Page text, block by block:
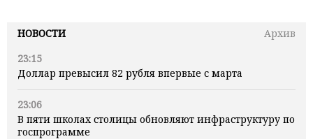
НОВОСТИ
Архив
23:15
Доллар превысил 82 рубля впервые с марта
23:06
В пяти школах столицы обновляют инфраструктуру по
госпрограмме